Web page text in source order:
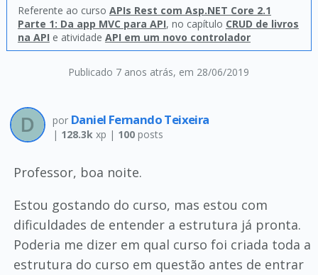
Publicado 7 anos atrás, em 28/06/2019
Referente ao curso APIs Rest com Asp.NET Core 2.1
Parte 1: Da app MVC para API, no capítulo CRUD de livros
na API e atividade API em um novo controlador
por Daniel Fernando Teixeira
| 128.3kxp | 100posts
Professor, boa noite.
Estou gostando do curso, mas estou com
dificuldades de entender a estrutura já pronta.
Poderia me dizer em qual curso foi criada toda a
estrutura do curso em questão antes de entrar